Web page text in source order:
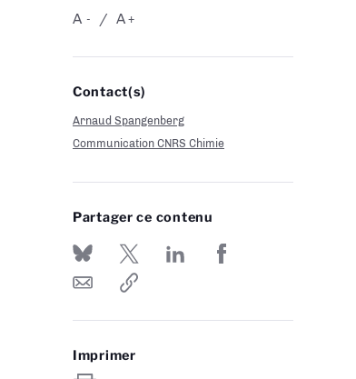
-
A +
A
Contact(s)
Arnaud Spangenberg
Communication CNRS Chimie
Partager ce contenu
Imprimer